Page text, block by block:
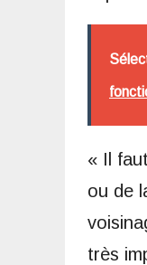
« Il
ou de
très